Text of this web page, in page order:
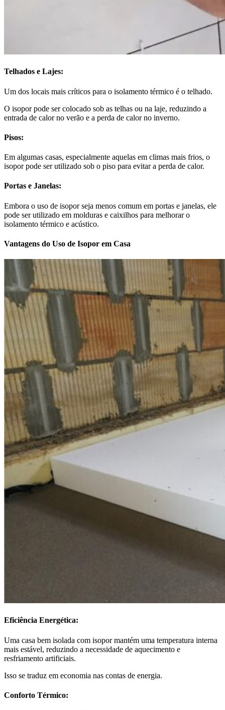
Telhados e Lajes:
Um dos locais mais críticos para o isolamento térmico é o telhado.
O isopor pode ser colocado sob as telhas ou na laje, reduzindo a
entrada de calor no verão e a perda de calor no inverno.
Pisos:
Em algumas casas, especialmente aquelas em climas mais frios, o
isopor pode ser utilizado sob o piso para evitar a perda de calor.
Portas e Janelas:
Embora o uso de isopor seja menos comum em portas e janelas, ele
pode ser utilizado em molduras e caixilhos para melhorar o
isolamento térmico e acústico.
Vantagens do Uso de Isopor em Casa
Eficiência Energética:
Uma casa bem isolada com isopor mantém uma temperatura interna
mais estável, reduzindo a necessidade de aquecimento e
resfriamento artificiais.
Isso se traduz em economia nas contas de energia.
Conforto Térmico: